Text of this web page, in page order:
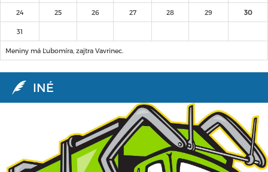
24 25 26 27 28 29 30
31
Meniny má Ľubomíra, zajtra Vavrinec.
INÉ